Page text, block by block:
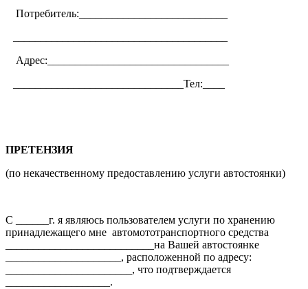
Потребитель:___________________________
Адрес:_________________________________
_______________________________Тел:____
ПРЕТЕНЗИЯ
(по некачественному предоставлению услуги автостоянки)
С ______г. я являюсь пользователем услуги по хранению
принадлежащего мне автомототранспортного средства
___________________________на Вашей автостоянке
_____________________, расположенной по адресу:
_______________________, что подтверждается
___________________.